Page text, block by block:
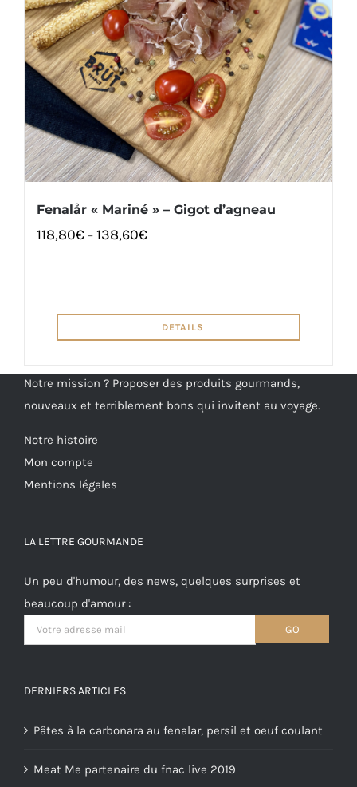
Fenalår « Mariné » – Gigot d’agneau
118,80€ – 138,60€
DETAILS
Notre mission ? Proposer des produits gourmands,
nouveaux et terriblement bons qui invitent au voyage.
Notre histoire
Mon compte
Mentions légales
LA LETTRE GOURMANDE
Un peu d'humour, des news, quelques surprises et
beaucoup d'amour :
DERNIERS ARTICLES
Pâtes à la carbonara au fenalar, persil et oeuf coulant
Meat Me partenaire du fnac live 2019